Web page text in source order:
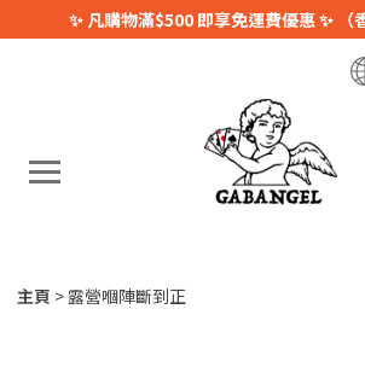
✨ 凡購物滿$500 即享免運費優惠 ✨ （
主頁 露營嗰陣斷到正